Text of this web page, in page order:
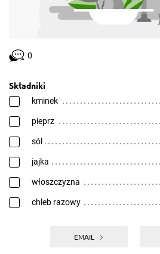
0
Składniki
kminek
pieprz
sól
jajka
włoszczyzna
chleb razowy
EMAIL